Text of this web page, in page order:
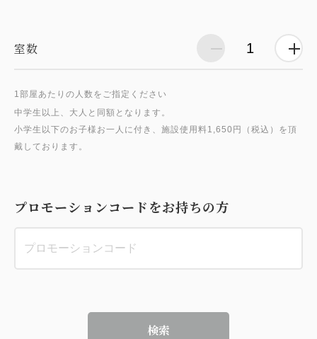
室数
1部屋あたりの人数をご指定ください
中学生以上、大人と同額となります。
小学生以下のお子様お一人に付き、施設使用料1,650円（税込）を頂
プロモーションコードをお持ちの方
検索